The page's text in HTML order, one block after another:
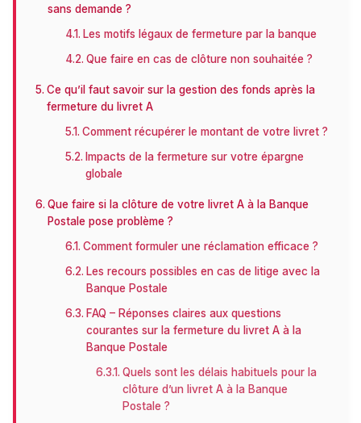
sans demande ?
Les motifs légaux de fermeture par la banque
Que faire en cas de clôture non souhaitée ?
Ce qu’il faut savoir sur la gestion des fonds après la
fermeture du livret A
Comment récupérer le montant de votre livret ?
Impacts de la fermeture sur votre épargne
globale
Que faire si la clôture de votre livret A à la Banque
Postale pose problème ?
Comment formuler une réclamation efficace ?
Les recours possibles en cas de litige avec la
Banque Postale
FAQ – Réponses claires aux questions
courantes sur la fermeture du livret A à la
Banque Postale
Quels sont les délais habituels pour la
clôture d’un livret A à la Banque
Postale ?